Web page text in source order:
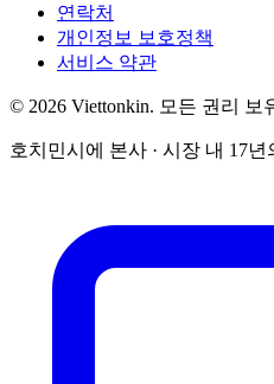
연락처
개인정보 보호정책
서비스 약관
© 2026 Viettonkin. 모든 권리 보
호치민시에 본사 · 시장 내 17